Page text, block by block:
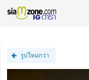
รูปใหม่กว่า